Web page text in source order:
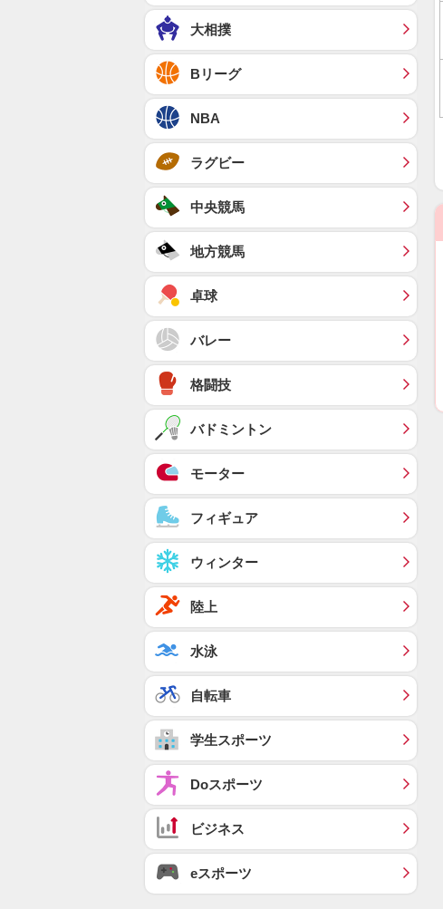
大相撲
Bリーグ
NBA
ラグビー
中央競馬
地方競馬
卓球
バレー
格闘技
バドミントン
モーター
フィギュア
ウィンター
陸上
水泳
自転車
学生スポーツ
Doスポーツ
ビジネス
eスポーツ